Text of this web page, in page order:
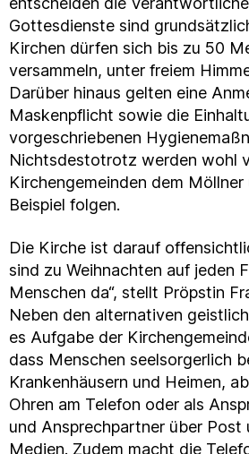
Gottesdienste sind
Kirchen dürfen sich bis zu 50
versammeln, unter freiem
Darüber hinaus gelten eine
Maskenpflicht sowie die
vorgeschriebenen
Nichtsdestotrotz werden wohl
Kirchengemeinden dem
Beispiel folgen.
Die Kirche ist darauf
sind zu Weihnachten auf jeden
Menschen da“, stellt Pröpstin
Neben den alternativen
es Aufgabe der
dass Menschen seelsorgerlich
Krankenhäusern und Heimen,
Ohren am Telefon oder als
und Ansprechpartner über Post
Medien. Zudem macht die